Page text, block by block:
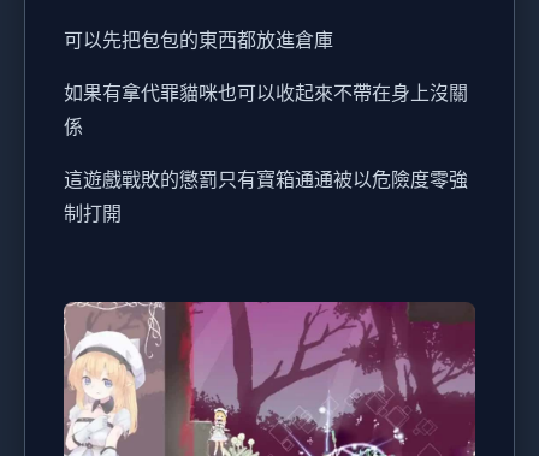
可以先把包包的東西都放進倉庫
如果有拿代罪貓咪也可以收起來不帶在身上沒關
係
這遊戲戰敗的懲罰只有寶箱通通被以危險度零強
制打開